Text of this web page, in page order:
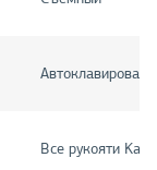
Все рукояти